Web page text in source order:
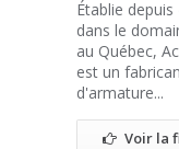
Établie
dans le
au Québec,
est un
d'armature...
Voir la